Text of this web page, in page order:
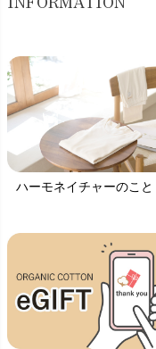
ハーモネイチャーのこと